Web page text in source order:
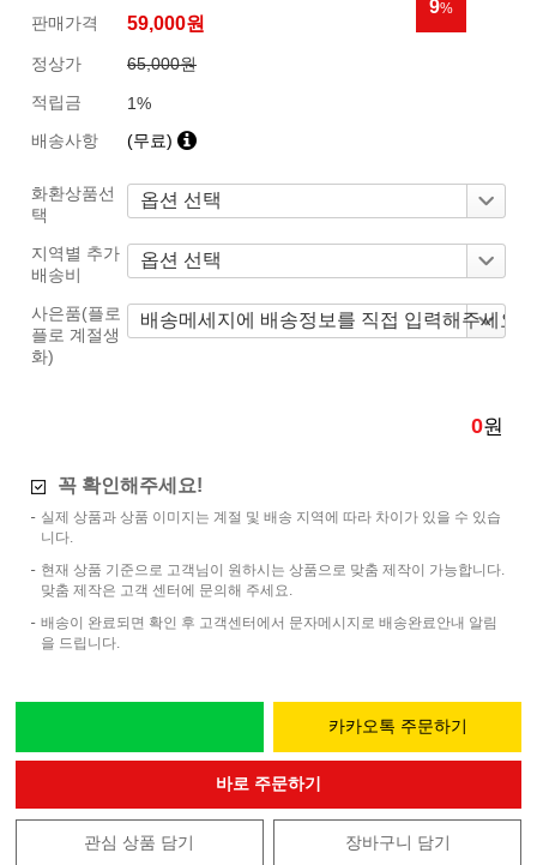
9%
판매가격 59,000원
정상가
65,000원
적립금
1%
배송사항
(무료)
화환상품선
택
지역별 추가
배송비
사은품(플로
플로 계절생
화)
0원
꼭 확인해주세요!
실제 상품과 상품 이미지는 계절 및 배송 지역에 따라 차이가 있을 수 있습
니다.
현재 상품 기준으로 고객님이 원하시는 상품으로 맞춤 제작이 가능합니다.
맞춤 제작은 고객 센터에 문의해 주세요.
배송이 완료되면 확인 후 고객센터에서 문자메시지로 배송완료안내 알림
을 드립니다.
카카오톡 주문하기
바로 주문하기
관심 상품 담기 장바구니 담기